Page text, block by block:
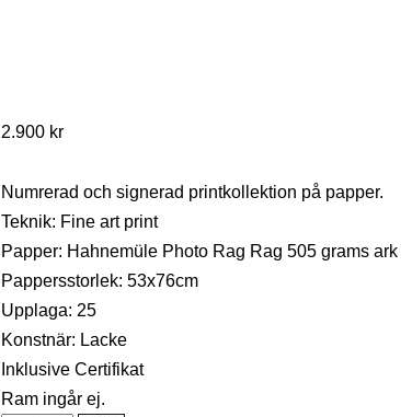
2.900 kr
Numrerad och signerad printkollektion på papper.
Teknik: Fine art print
Papper: Hahnemüle Photo Rag Rag 505 grams ark
Pappersstorlek: 53x76cm
Upplaga: 25
Konstnär: Lacke
Inklusive Certifikat
Ram ingår ej.